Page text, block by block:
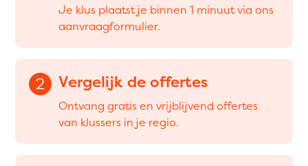
Je klus plaatst je binnen 1 minuut via ons
aanvraagformulier.
2 Vergelijk de offertes
Ontvang gratis en vrijblijvend offertes
van klussers in je regio.